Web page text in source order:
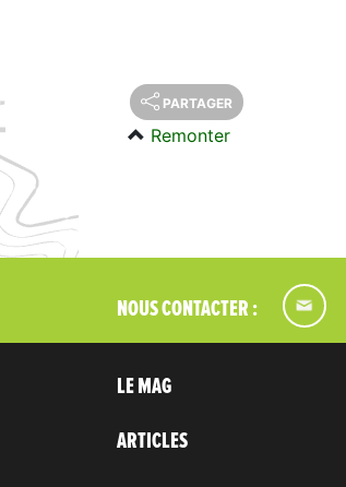
PARTAGER
Remonter
NOUS CONTACTER :
LE MAG
ARTICLES